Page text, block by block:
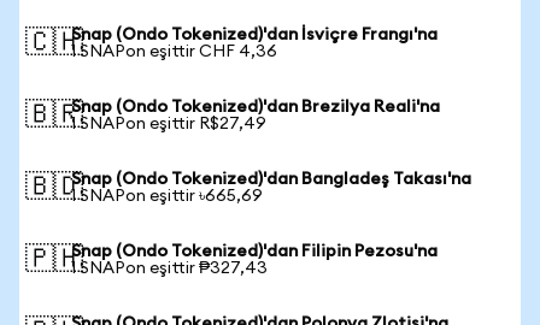
🇨🇭Snap (Ondo Tokenized)'dan İsviçre Frangı'na
1 SNAPon eşittir CHF 4,36
🇧🇷Snap (Ondo Tokenized)'dan Brezilya Reali'na
1 SNAPon eşittir R$27,49
🇧🇩Snap (Ondo Tokenized)'dan Bangladeş Takası'na
1 SNAPon eşittir ৳665,69
🇵🇭Snap (Ondo Tokenized)'dan Filipin Pezosu'na
1 SNAPon eşittir ₱327,43